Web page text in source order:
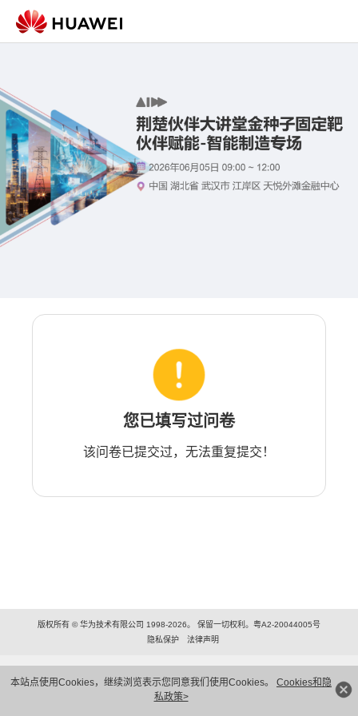
本站点使用Cookies，继续浏览表示您同意我们使用Cookies。 Cookies和隐
私政策>
您已填写过问卷
该问卷已提交过，无法重复提交！
版权所有 © 华为技术有限公司 1998-2026。 保留一切权利。粤A2-20044005号
隐私保护
法律声明